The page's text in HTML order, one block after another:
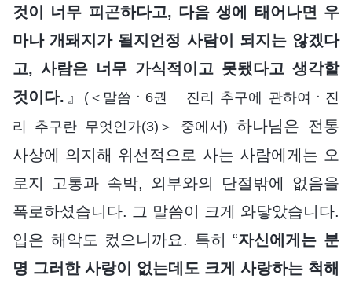
것이 너무 피곤하다고, 다음 생에 태어나면 우
마나 개돼지가 될지언정 사람이 되지는 않겠다
고, 사람은 너무 가식적이고 못됐다고 생각할
것이다. 』 (＜말씀ㆍ6권 진리 추구에 관하여ㆍ진
리 추구란 무엇인가(3)＞ 중에서) 하나님은 전통
사상에 의지해 위선적으로 사는 사람에게는 오
로지 고통과 속박, 외부와의 단절밖에 없음을
폭로하셨습니다. 그 말씀이 크게 와닿았습니다.
입은 해악도 컸으니까요. 특히 “자신에게는 분
명 그러한 사랑이 없는데도 크게 사랑하는 척해